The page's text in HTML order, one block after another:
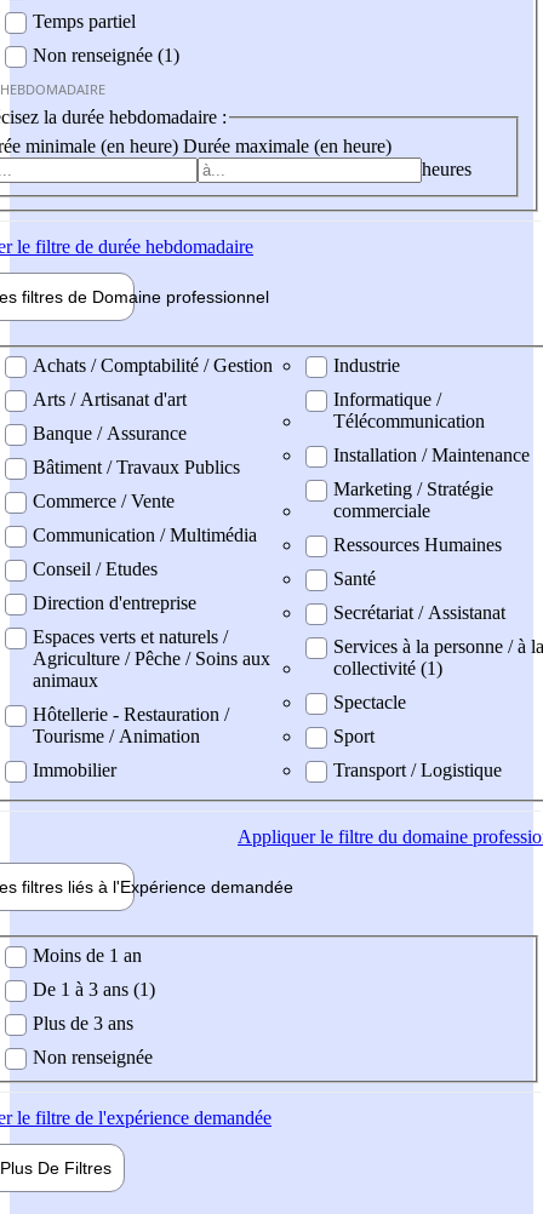
Temps partiel
Non renseignée (1)
la durée hebdomadaire :
minimale (en heure) Durée maximale (en heure)
heures
le filtre de durée hebdomadaire
filtres de Domaine professionnel
professionel
Achats / Comptabilité / Gestion
Arts / Artisanat d'art
Banque / Assurance
Bâtiment / Travaux Publics
Commerce / Vente
Communication / Multimédia
Conseil / Etudes
Direction d'entreprise
Espaces verts et naturels /
Agriculture / Pêche / Soins aux
animaux
Hôtellerie - Restauration /
Tourisme / Animation
Immobilier
Industrie
Informatique /
Télécommunication
Installation / Maintenance
Marketing / Stratégie
commerciale
Ressources Humaines
Santé
Secrétariat / Assistanat
Services à la personne / à la
collectivité (1)
Spectacle
Sport
Transport / Logistique
Appliquerle filtre du domaine
filtres liés à l'Expérience demandée
demandée
Moins de 1 an
De 1 à 3 ans (1)
Plus de 3 ans
Non renseignée
le filtre de l'expérience demandée
Plus De Filtres